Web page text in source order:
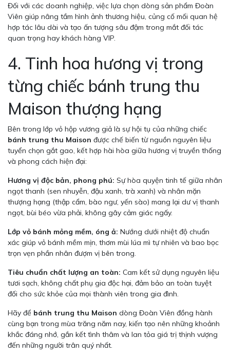
Đối với các doanh nghiệp, việc lựa chọn dòng sản phẩm Đoàn
Viên giúp nâng tầm hình ảnh thương hiệu, củng cố mối quan hệ
hợp tác lâu dài và tạo ấn tượng sâu đậm trong mắt đối tác
quan trọng hay khách hàng VIP.
4. Tinh hoa hương vị trong
từng chiếc bánh trung thu
Maison thượng hạng
Bên trong lớp vỏ hộp vương giả là sự hội tụ của những chiếc
bánh trung thu Maison được chế biến từ nguồn nguyên liệu
tuyển chọn gắt gao, kết hợp hài hòa giữa hương vị truyền thống
và phong cách hiện đại:
Hương vị độc bản, phong phú: Sự hòa quyện tinh tế giữa nhân
ngọt thanh (sen nhuyễn, đậu xanh, trà xanh) và nhân mặn
thượng hạng (thập cẩm, bào ngư, yến sào) mang lại dư vị thanh
ngọt, bùi béo vừa phải, không gây cảm giác ngấy.
Lớp vỏ bánh mỏng mềm, óng ả: Nướng dưới nhiệt độ chuẩn
xác giúp vỏ bánh mềm mịn, thơm mùi lúa mì tự nhiên và bao bọc
trọn vẹn phần nhân đượm vị bên trong.
Tiêu chuẩn chất lượng an toàn: Cam kết sử dụng nguyên liệu
tươi sạch, không chất phụ gia độc hại, đảm bảo an toàn tuyệt
đối cho sức khỏe của mọi thành viên trong gia đình.
Hãy để bánh trung thu Maison dòng Đoàn Viên đồng hành
cùng bạn trong mùa trăng năm nay, kiến tạo nên những khoảnh
khắc đáng nhớ, gắn kết tình thâm và lan tỏa giá trị thịnh vượng
đến những người trân quý nhất.